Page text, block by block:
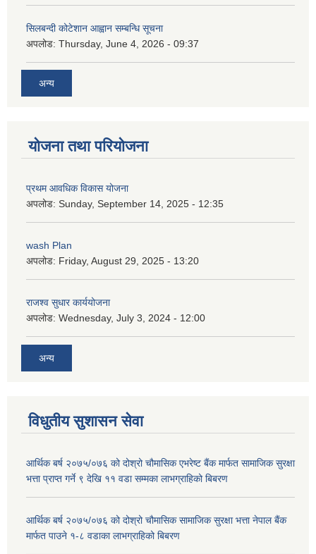
सिलबन्दी कोटेशान आह्वान सम्बन्धि सूचना
अपलोड: Thursday, June 4, 2026 - 09:37
अन्य
योजना तथा परियोजना
प्रथम आवधिक विकास योजना
अपलोड: Sunday, September 14, 2025 - 12:35
wash Plan
अपलोड: Friday, August 29, 2025 - 13:20
राजश्व सुधार कार्ययोजना
अपलोड: Wednesday, July 3, 2024 - 12:00
अन्य
विधुतीय सुशासन सेवा
आर्थिक बर्ष २०७५/०७६ को दोश्रो चौमासिक एभरेष्ट बैंक मार्फत सामाजिक सुरक्षा
भत्ता प्राप्त गर्ने ९ देखि ११ वडा सम्मका लाभग्राहिको बिबरण
आर्थिक बर्ष २०७५/०७६ को दोश्रो चौमासिक सामाजिक सुरक्षा भत्ता नेपाल बैंक
मार्फत पाउने १-८ वडाका लाभग्राहिको बिबरण